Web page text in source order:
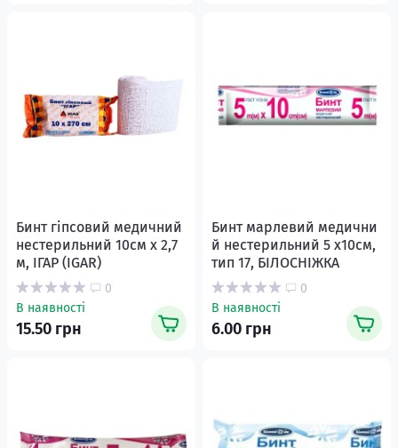
Бинт гіпсовий медичний
нестерильний 10cм х 2,7
м, ІГАР (IGAR)
0
В наявності
15.50 грн
Бинт марлевий медични
й нестерильний 5 х10см,
тип 17, БІЛОСНІЖКА
0
В наявності
6.00 грн